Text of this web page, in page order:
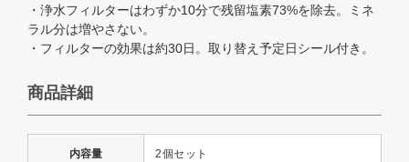
・浄水フィルターはわずか10分で残留塩素73%を除去。ミネ
ラル分は増やさない。
・フィルターの効果は約30日。取り替え予定日シール付き。
商品詳細
内容量 2個セット